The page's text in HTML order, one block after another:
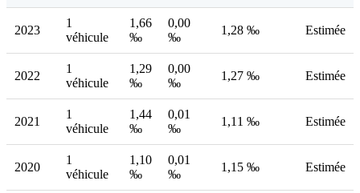
2023
1
véhicule
1,66
‰
0,00
‰
1,28 ‰ Estimée
2022
1
véhicule
1,29
‰
0,00
‰
1,27 ‰ Estimée
2021
1
véhicule
1,44
‰
0,01
‰
1,11 ‰ Estimée
2020
1
véhicule
1,10
‰
0,01
‰
1,15 ‰ Estimée